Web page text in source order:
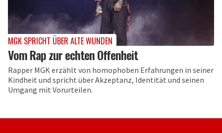
MGK SPRICHT ÜBER ALTE WUNDEN
Vom Rap zur echten Offenheit
Rapper MGK erzählt von homophoben Erfahrungen in seiner
Kindheit und spricht über Akzeptanz, Identität und seinen
Umgang mit Vorurteilen.